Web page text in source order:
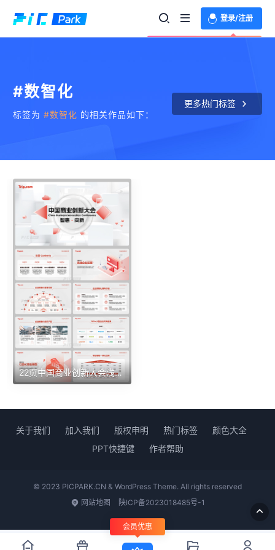
登录/注册
#数智化
标签为#数智化 的相关作品如下：
更多热门标签
22页中国商业创新大会浅色商务通用图表排版PPT模板
关于我们 加入我们 版权申明 热门标签
颜色大全
PPT快捷键
作者帮助
© 2023 PICPARK.CN & WordPress Theme. All rights reserved
网站地图
陕ICP备2023018485号-1
会员优惠